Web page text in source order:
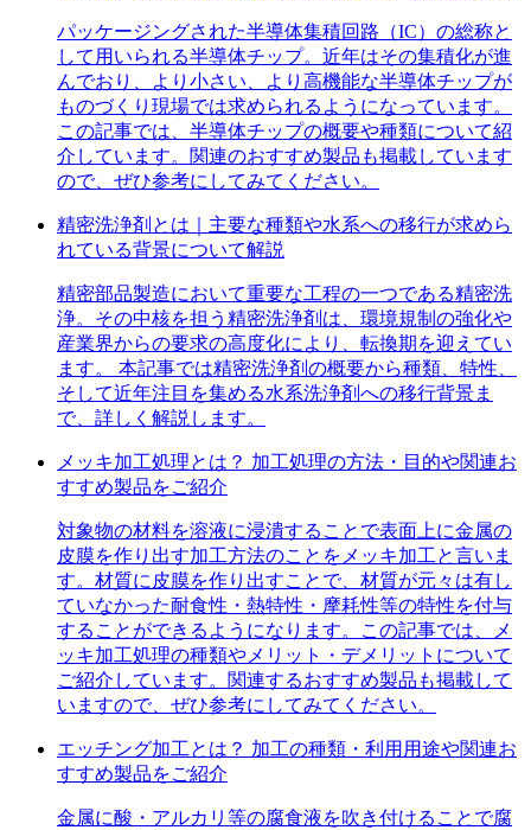
パッケージングされた半導体集積回路（IC）の総称と
して用いられる半導体チップ。近年はその集積化が進
んでおり、より小さい、より高機能な半導体チップが
ものづくり現場では求められるようになっています。
この記事では、半導体チップの概要や種類について紹
介しています。関連のおすすめ製品も掲載しています
ので、ぜひ参考にしてみてください。
精密洗浄剤とは｜主要な種類や水系への移行が求めら
れている背景について解説
精密部品製造において重要な工程の一つである精密洗
浄。その中核を担う精密洗浄剤は、環境規制の強化や
産業界からの要求の高度化により、転換期を迎えてい
ます。 本記事では精密洗浄剤の概要から種類、特性、
そして近年注目を集める水系洗浄剤への移行背景ま
で、詳しく解説します。
メッキ加工処理とは？ 加工処理の方法・目的や関連お
すすめ製品をご紹介
対象物の材料を溶液に浸潰することで表面上に金属の
皮膜を作り出す加工方法のことをメッキ加工と言いま
す。材質に皮膜を作り出すことで、材質が元々は有し
ていなかった耐食性・熱特性・摩耗性等の特性を付与
することができるようになります。この記事では、メ
ッキ加工処理の種類やメリット・デメリットについて
ご紹介しています。関連するおすすめ製品も掲載して
いますので、ぜひ参考にしてみてください。
エッチング加工とは？ 加工の種類・利用用途や関連お
すすめ製品をご紹介
金属に酸・アルカリ等の腐食液を吹き付けることで腐